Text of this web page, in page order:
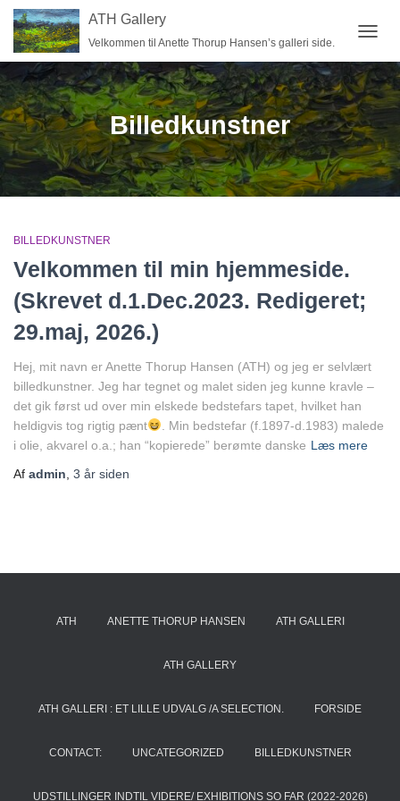
ATH Gallery
Velkommen til Anette Thorup Hansen’s galleri side.
Billedkunstner
BILLEDKUNSTNER
Velkommen til min hjemmeside.
(Skrevet d.1.Dec.2023. Redigeret;
29.maj, 2026.)
Hej, mit navn er Anette Thorup Hansen (ATH) og jeg er selvlært
billedkunstner. Jeg har tegnet og malet siden jeg kunne kravle –
det gik først ud over min elskede bedstefars tapet, hvilket han
heldigvis tog rigtig pænt
. Min bedstefar (f.1897-d.1983) malede
i olie, akvarel o.a.; han “kopierede” berømte danske Læs mere
Af admin 3 år siden
ATH ANETTE THORUP HANSEN ATH GALLERI
ATH GALLERY
ATH GALLERI : ET LILLE UDVALG /A SELECTION. FORSIDE
CONTACT: UNCATEGORIZED BILLEDKUNSTNER
UDSTILLINGER INDTIL VIDERE/ EXHIBITIONS SO FAR (2022-2026)